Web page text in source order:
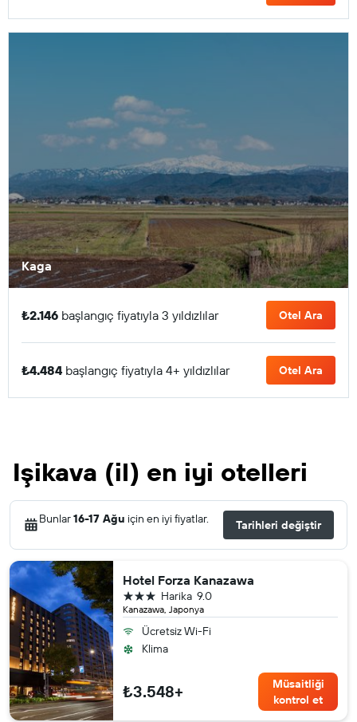
Kaga
₺2.146 başlangıç fiyatıyla 3 yıldızlılar Otel Ara
₺4.484 başlangıç fiyatıyla 4+ yıldızlılar Otel Ara
Işikava (il) en iyi otelleri
Bunlar16-17 Ağu için en iyi fiyatlar. Tarihleri değiştir
Hotel Forza Kanazawa
Kanazawa, Japonya
9.0
Harika
3 yıldız
Ücretsiz Wi-Fi
Klima
₺3.548+
Müsaitliği
kontrol et